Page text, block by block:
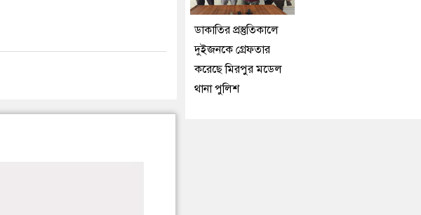
ডাকাতির প্রস্তুতিকালে
দুইজনকে গ্রেফতার
করেছে মিরপুর মডেল
থানা পুলিশ